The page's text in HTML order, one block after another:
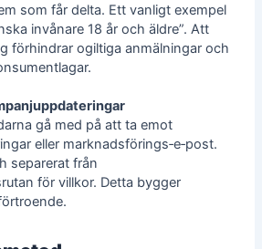
som får delta. Ett vanligt exempel
invånare 18 år och äldre”. Att
förhindrar ogiltiga anmälningar och
gå med på att ta emot
eller marknadsförings‑e‑post.
separerat från
för villkor. Detta bygger